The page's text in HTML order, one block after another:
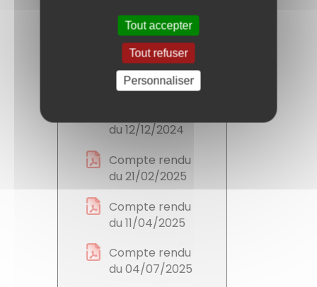
Compte rendu
du 12/07/2024
Compte rendu
du 4/10/2024
du 12/12/2024
Compte rendu
du 21/02/2025
Compte rendu
du 11/04/2025
Compte rendu
du 04/07/2025
Tout accepter
Tout refuser
Personnaliser